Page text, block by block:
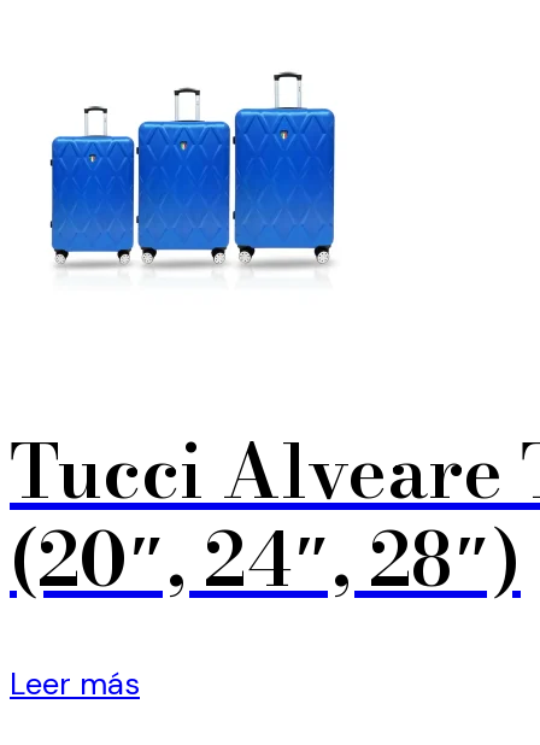
Tucci Alveare
(20″, 24″, 28″)
Leer más